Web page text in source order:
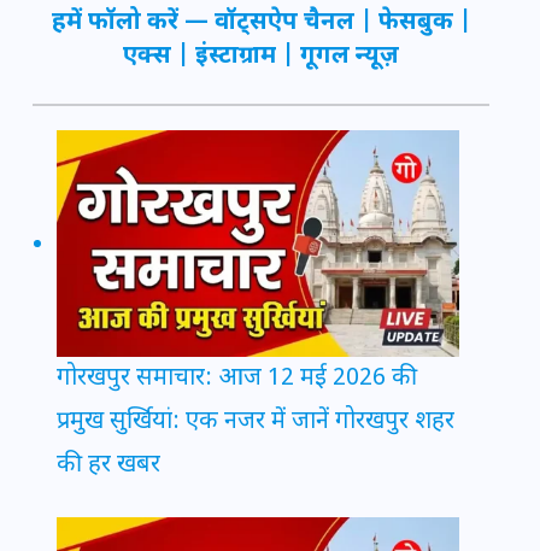
हमें फॉलो करें — वॉट्सऐप चैनल फेसबुक
एक्स
इंस्टाग्राम गूगल न्यूज़
गोरखपुर समाचार: आज 12 मई 2026 की
प्रमुख सुर्खियां: एक नजर में जानें गोरखपुर शहर
की हर खबर